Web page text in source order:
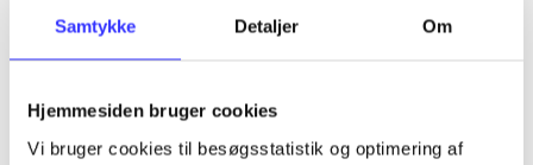
Samtykke Detaljer Om
Hjemmesiden bruger cookies
Vi bruger cookies til besøgsstatistik og optimering af
Artikler
...